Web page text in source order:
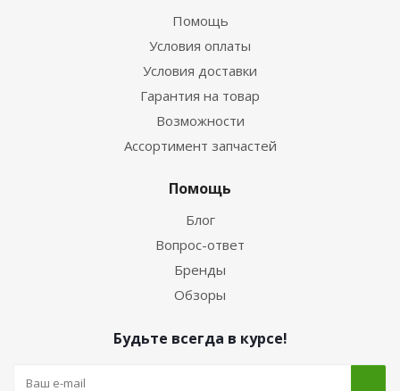
Помощь
Условия оплаты
Условия доставки
Гарантия на товар
Возможности
Ассортимент запчастей
Помощь
Блог
Вопрос-ответ
Бренды
Обзоры
Будьте всегда в курсе!